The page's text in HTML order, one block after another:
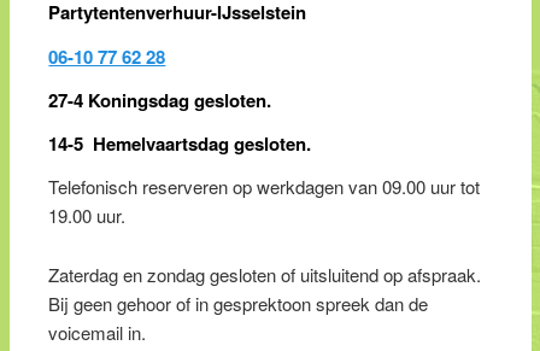
Partytentenverhuur-IJsselstein
06-10 77 62 28
27-4 Koningsdag gesloten.
14-5 Hemelvaartsdag gesloten.
Telefonisch reserveren op werkdagen van 09.00 uur tot
19.00 uur.
Zaterdag en zondag gesloten of uitsluitend op afspraak.
Bij geen gehoor of in gesprektoon spreek dan de
voicemail in.